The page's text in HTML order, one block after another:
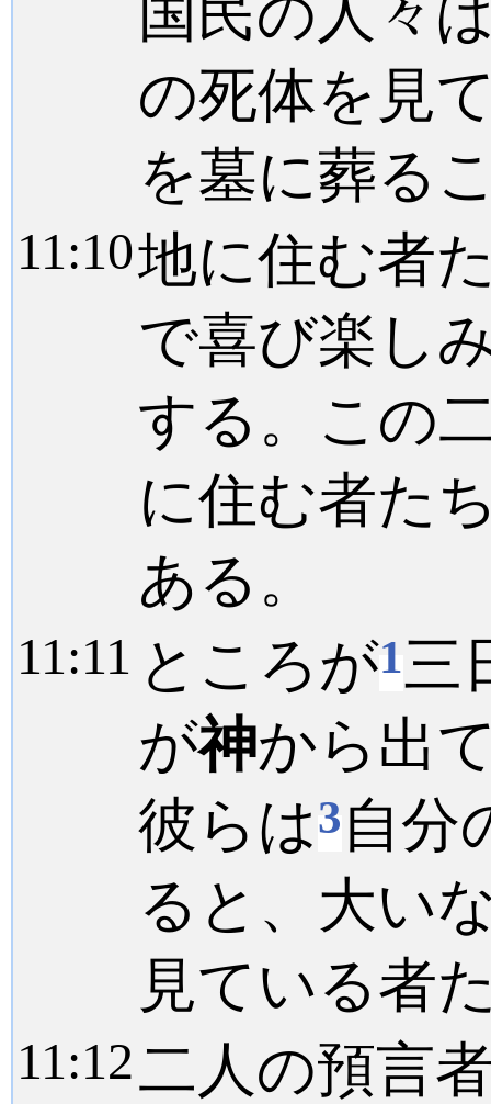
国民の人々
の死体を見
を墓に葬る
11:10地に住む者
で喜び楽し
する。この
に住む者た
ある。
11:11 ところが1三
が神から出
彼らは3自分
ると、大い
見ている者
11:12二人の預言